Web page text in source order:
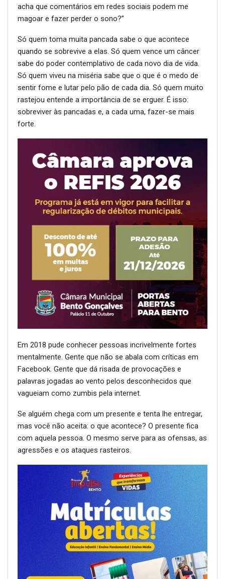
acha que comentários em redes sociais podem me
magoar e fazer perder o sono?”
Só quem toma muita pancada sabe o que acontece
quando se sobrevive a elas. Só quem vence um câncer
sabe do poder contemplativo de cada novo dia de vida.
Só quem viveu na miséria sabe que o que é o medo de
sentir fome e lutar pelo pão de cada dia. Só quem muito
rastejou entende a importância de se erguer. É isso:
sobreviver às pancadas e, a cada uma, fazer-se mais
forte.
Em 2018 pude conhecer pessoas incrivelmente fortes
mentalmente. Gente que não se abala com críticas em
Facebook. Gente que dá risada de provocações e
palavras jogadas ao vento pelos desconhecidos que
vagueiam como zumbis pela internet.
Se alguém chega com um presente e tenta lhe entregar,
mas você não aceita: o que acontece? O presente fica
com aquela pessoa. O mesmo serve para as ofensas, as
agressões e os ataques rasteiros.